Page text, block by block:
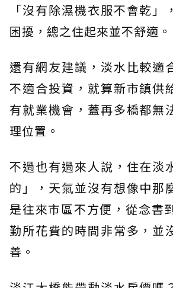
「沒有除濕機衣服不會乾」
困擾，總之住起來並不舒適。
還有網友建議，淡水比較適
不適合投資，就算新市鎮供
有就業機會，蓋再多橋都無
理位置。
不過也有過來人說，住在淡
的」，天氣並沒有想像中那
是往來市區不方便，從念書
勤所花費的時間非常多，並
善。